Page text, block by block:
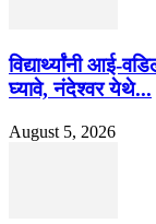
विद्यार्थ्यांनी आई-
घ्यावे, नंदेश्वर येथे...
August 5, 2026